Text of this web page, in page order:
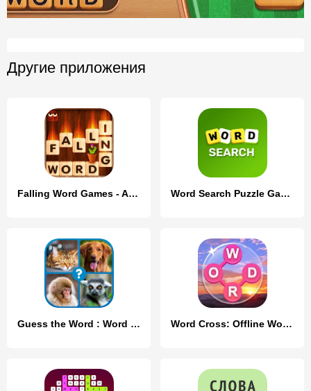
Другие приложения
Falling Word Games - Addictive Word Search Puzzle Game
Guess the Word : Word Puzzle Word Cross: Offline Word Games